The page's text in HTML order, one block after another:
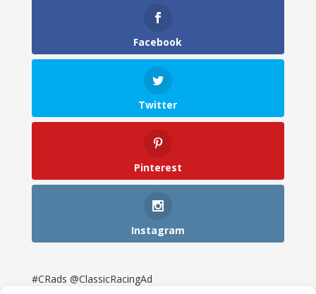
Facebook
Twitter
Pinterest
Instagram
#CRads @ClassicRacingAd